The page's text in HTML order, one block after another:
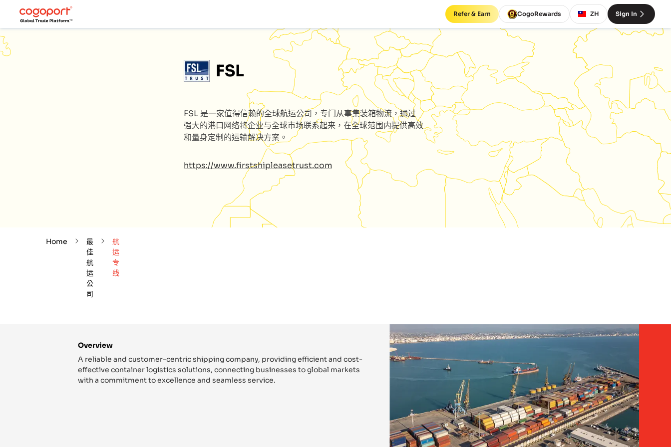
Refer & Earn CogoRewards ZH Sign In
FSL
FSL 是一家值得信赖的全球航运公司，专门从事集装箱物流，通过
强大的港口网络将企业与全球市场联系起来，在全球范围内提供高效
和量身定制的运输解决方案。
https://www.firstshipleasetrust.com
Home
最
佳
航
运
公
司
航
运
专
线
Overview
A reliable and customer-centric shipping company, providing efficient and cost-
effective container logistics solutions, connecting businesses to global markets
with a commitment to excellence and seamless service.